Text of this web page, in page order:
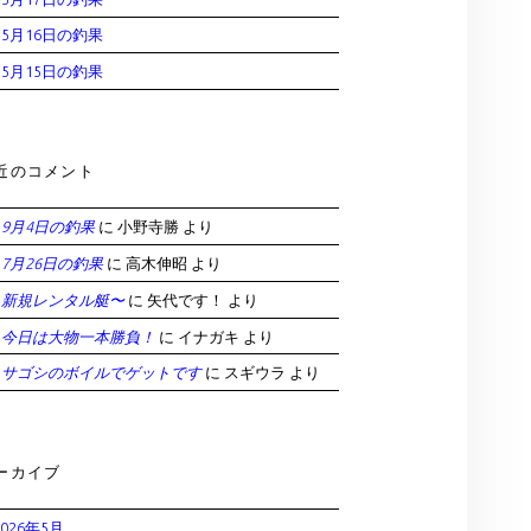
5月16日の釣果
5月15日の釣果
のコメント
9月4日の釣果に 小野寺勝より
7月26日の釣果に 高木伸昭 より
新規レンタル艇〜に 矢代です！ より
今日は大物一本勝負！ に イナガキ より
サゴシのボイルでゲットですに スギウラ より
カイブ
年5月